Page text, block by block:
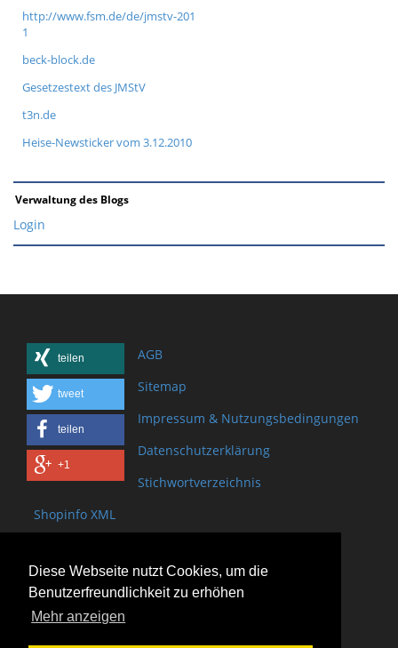
Diese Webseite nutzt Cookies, um die
Benutzerfreundlichkeit zu erhöhen
Mehr anzeigen
http://www.fsm.de/de/jmstv-201
1
beck-block.de
Gesetzestext des JMStV
t3n.de
Heise-Newsticker vom 3.12.2010
Verwaltung des Blogs
Login
teilen
tweet
teilen
+1
AGB
Sitemap
Impressum & Nutzungsbedingungen
Datenschutzerklärung
Stichwortverzeichnis
Shopinfo XML
Bischof-Brand Straße 2
61440 Oberursel
(+49) 6171 - 98 11 80